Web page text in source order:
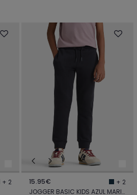
+ 2
15.95€
+ 2
JOGGER BASIC KIDS AZUL MARINO